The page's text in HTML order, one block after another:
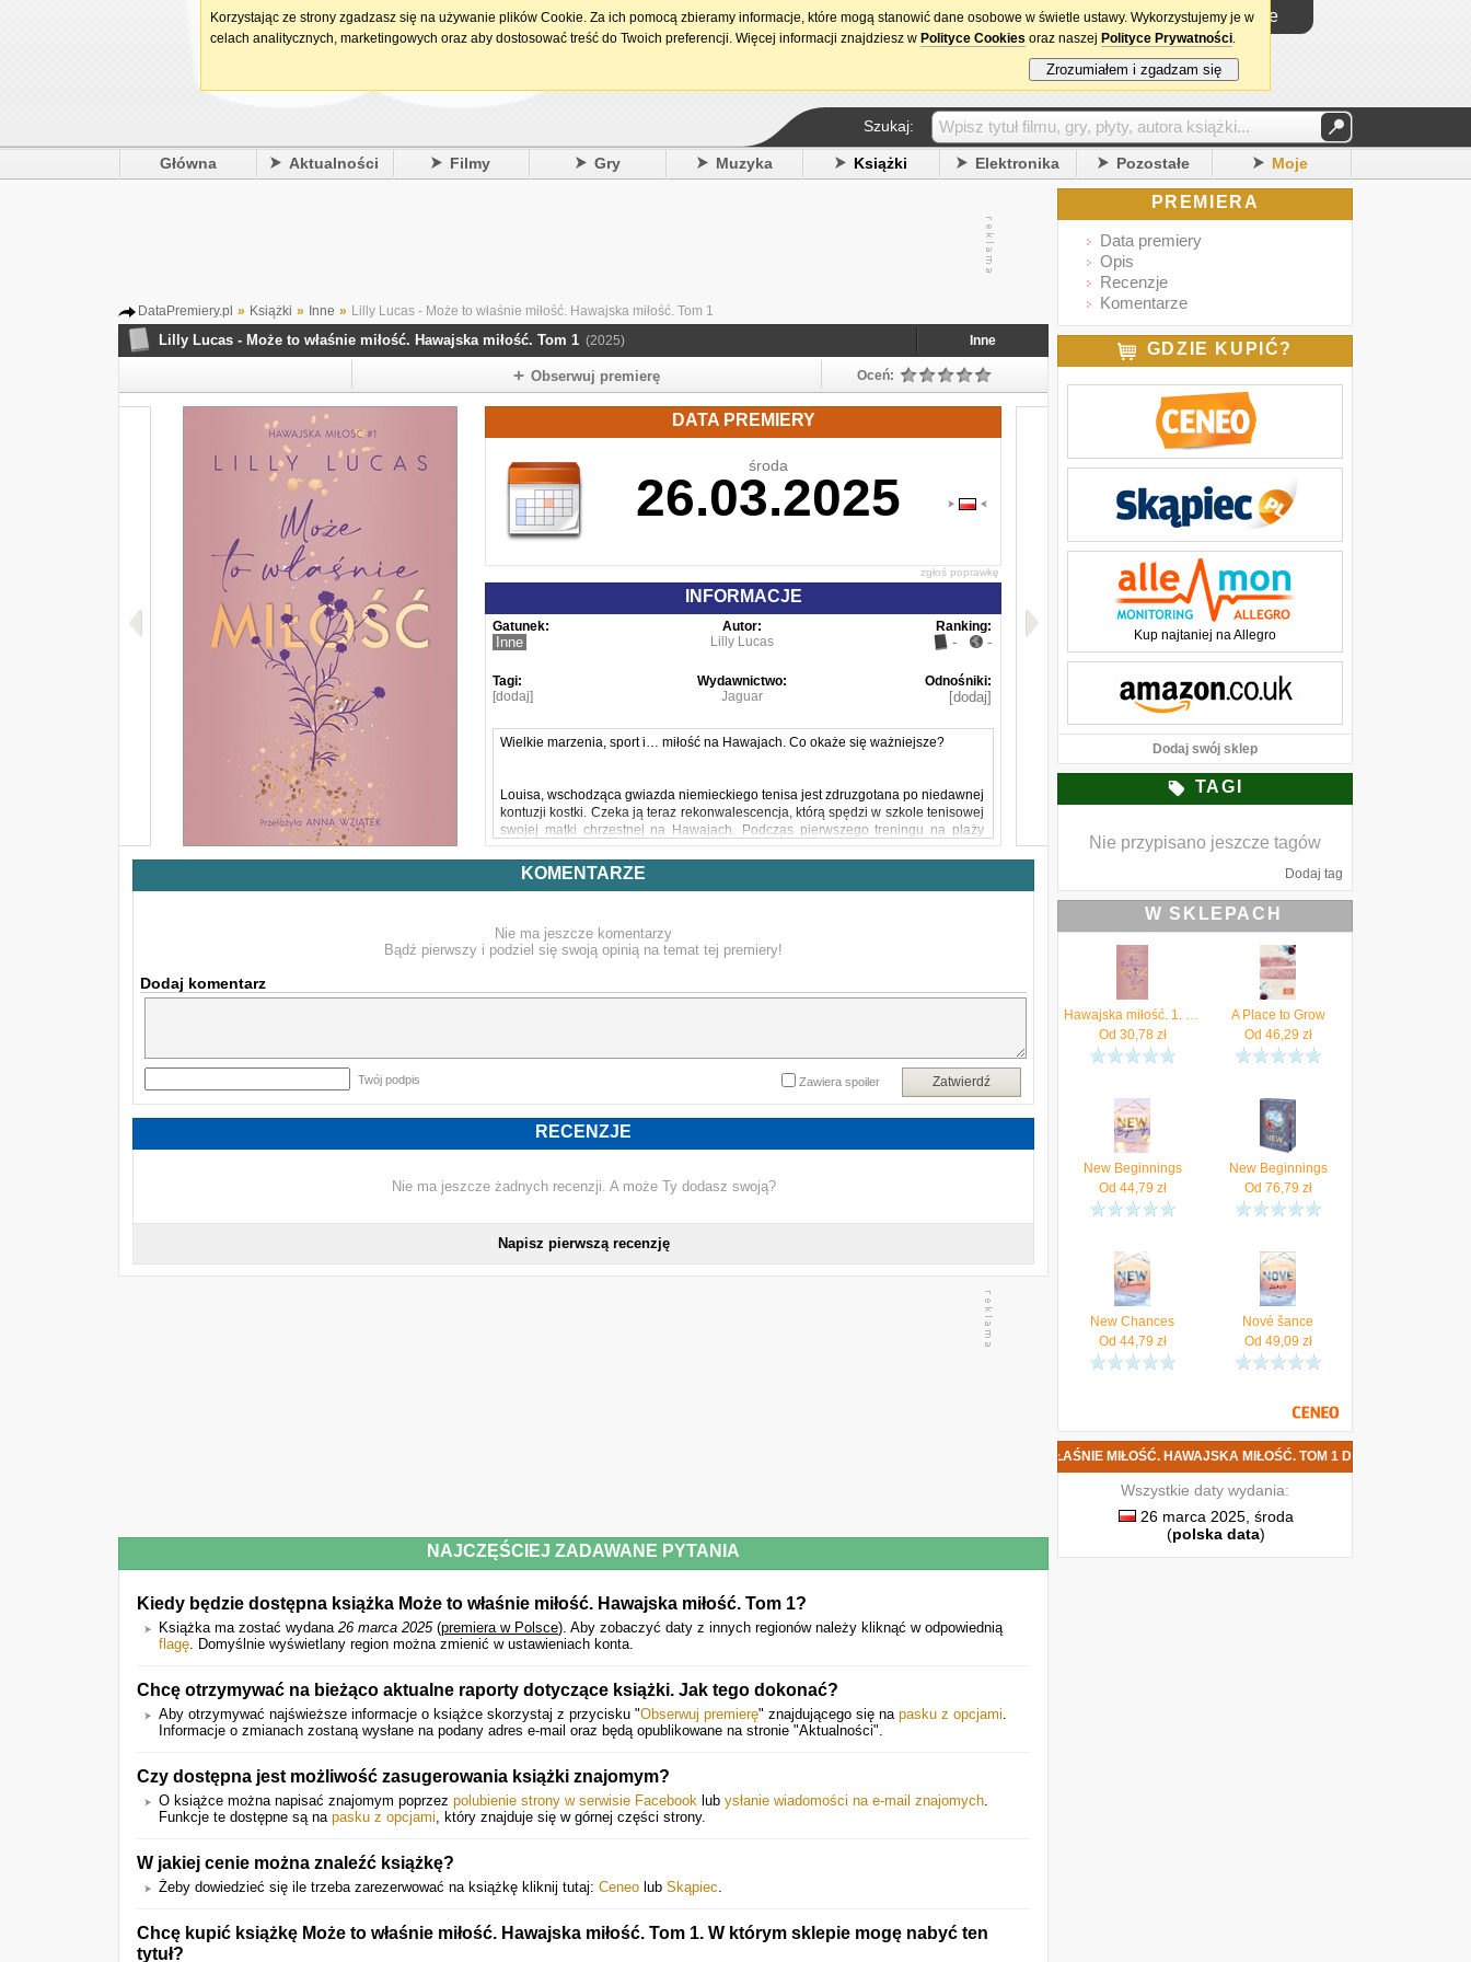
15. urodziny DataPremiery.pl Logowanie
Szukaj:
Główna Aktualności Filmy Gry Muzyka Książki Elektronika Pozostałe Moje
DataPremiery.pl » Książki » Inne » Lilly Lucas - Może to właśnie miłość. Hawajska miłość. Tom 1
Lilly Lucas - Może to właśnie miłość. Hawajska miłość. Tom 1 (2025) Inne
Obserwuj premierę Oceń:
DATA PREMIERY
środa
26.03.2025
zgłoś poprawkę
INFORMACJE
Gatunek:
Inne
Autor:
Lilly Lucas
Ranking:
- -
Tagi:
[dodaj]
Wydawnictwo:
Jaguar
Odnośniki:
[dodaj]
Wielkie marzenia, sport i… miłość na Hawajach. Co okaże się ważniejsze?
Louisa, wschodząca gwiazda niemieckiego tenisa jest zdruzgotana po niedawnej
kontuzji kostki. Czeka ją teraz rekonwalescencja, którą spędzi w szkole tenisowej
swojej matki chrzestnej na Hawajach. Podczas pierwszego treningu na plaży
traci przytomność i budzi się na kanapie przystojnego surfera, Vince’a
Greenfielda. Okazuje się, że intrygujący chłopak nie jest w najlepszych
stosunkach z jej chrzestną i choć Louise pragnie pozostać lojalna wobec Kay, to
KOMENTARZE
Nie ma jeszcze komentarzy
Bądź pierwszy i podziel się swoją opinią na temat tej premiery!
Dodaj komentarz
Twój podpis Zatwierdź
Zawiera spoiler
RECENZJE
Nie ma jeszcze żadnych recenzji. A może Ty dodasz swoją?
Napisz pierwszą recenzję
NAJCZĘŚCIEJ ZADAWANE PYTANIA
Kiedy będzie dostępna książka Może to właśnie miłość. Hawajska miłość. Tom 1?
Książka ma zostać wydana 26 marca 2025(premiera w Polsce). Aby zobaczyć daty z innych regionów należy kliknąć w odpowiednią
flagę. Domyślnie wyświetlany region można zmienić w ustawieniach konta.
Chcę otrzymywać na bieżąco aktualne raporty dotyczące książki. Jak tego dokonać?
Aby otrzymywać najświeższe informacje o książce skorzystaj z przycisku "Obserwuj premierę" znajdującego się na pasku z opcjami.
Informacje o zmianach zostaną wysłane na podany adres e-mail oraz będą opublikowane na stronie "Aktualności".
Czy dostępna jest możliwość zasugerowania książki znajomym?
O książce można napisać znajomym poprzez polubienie strony w serwisie Facebook lub ysłanie wiadomości na e-mail znajomych.
Funkcje te dostępne są na pasku z opcjami, który znajduje się w górnej części strony.
W jakiej cenie można znaleźć książkę?
Żeby dowiedzieć się ile trzeba zarezerwować na książkę kliknij tutaj: Ceneo lub Skąpiec.
Chcę kupić książkę Może to właśnie miłość. Hawajska miłość. Tom 1. W którym sklepie mogę nabyć ten
tytuł?
PREMIERA
Data premiery
Opis
Recenzje
Komentarze
GDZIE KUPIĆ?
Kup najtaniej na Allegro
Dodaj swój sklep
TAGI
Nie przypisano jeszcze tagów
Dodaj tag
W SKLEPACH
Hawajska miłość. 1. Może to właśnie miłość. Hawajska miłość. Tom 1 (e-book) - Atrakcyjne ceny HITÓW. Czytaj z przyjemnością..
Od 30,78zł
A Place to Grow
Od 46,29 zł
New Beginnings
Od 44,79 zł
New Beginnings
Od 76,79 zł
New Chances
Od 44,79 zł
Nové šance
Od 49,09 zł
NOWA KSIĄŻKA LILLY LUCAS - MOŻE TO WŁAŚNIE MIŁOŚĆ. HAWAJSKA MIŁOŚĆ. TOM 1 DATA PREMIERY
Wszystkie daty wydania:
26 marca 2025, środa
(polska data)
Korzystając ze strony zgadzasz się na używanie plików Cookie. Za ich pomocą zbieramy informacje, które mogą stanowić dane osobowe w świetle ustawy. Wykorzystujemy je w
celach analitycznych, marketingowych oraz aby dostosować treść do Twoich preferencji. Więcej informacji znajdziesz w Polityce Cookies oraz naszej Polityce Prywatności.
Zrozumiałem i zgadzam się